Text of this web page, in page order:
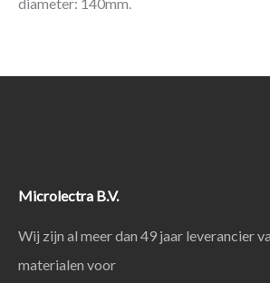
Microlectra B.V.
Wij zijn al meer dan 49 jaar leverancier
materialen voor